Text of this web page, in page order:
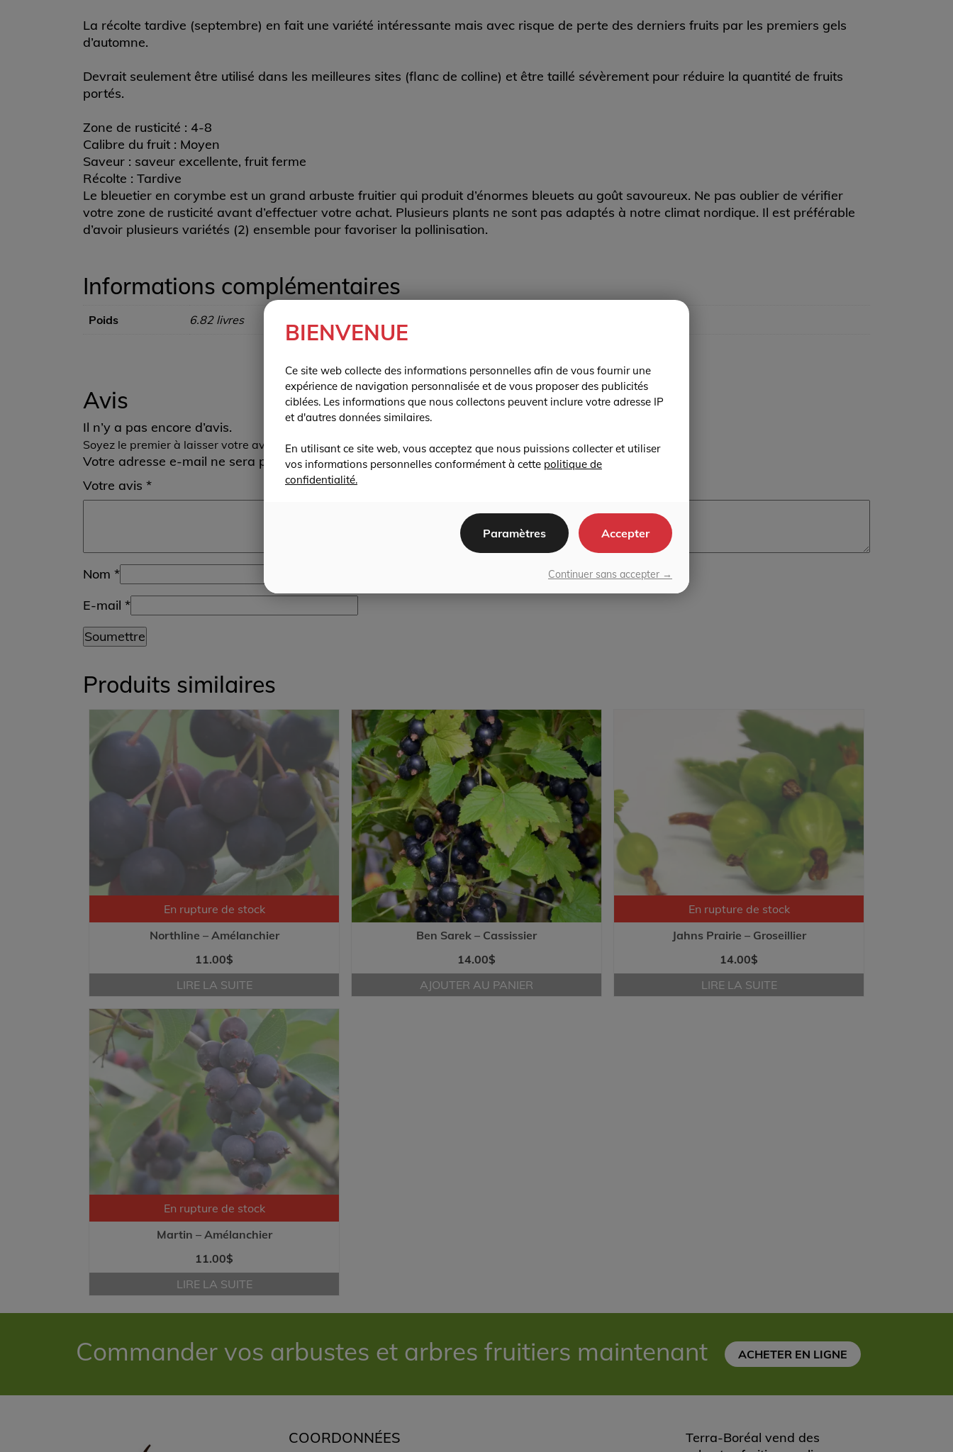
La récolte tardive (septembre) en fait une variété intéressante mais avec risque de perte des derniers fruits par les premiers gels
d’automne.
Devrait seulement être utilisé dans les meilleures sites (flanc de colline) et être taillé sévèrement pour réduire la quantité de fruits
portés.
Zone de rusticité : 4-8
Calibre du fruit : Moyen
Saveur : saveur excellente, fruit ferme
Récolte : Tardive
Le bleuetier en corymbe est un grand arbuste fruitier qui produit d’énormes bleuets au goût savoureux. Ne pas oublier de vérifier
votre zone de rusticité avant d’effectuer votre achat. Plusieurs plants ne sont pas adaptés à notre climat nordique. Il est préférable
d’avoir plusieurs variétés (2) ensemble pour favoriser la pollinisation.
Informations complémentaires
Poids 6.82 livres
Avis
Il n’y a pas encore d’avis.
Soyez le premier à laisser votre avis sur “Elliott – Bleuetier en corymbe”
Votre adresse e-mail ne sera pas publiée. Les champs obligatoires sont indiqués avec*
Votre avis *
Nom *
E-mail *
Produits similaires
En rupture de stock
Northline – Amélanchier
11.00$
LIRE LA SUITE
Ben Sarek – Cassissier
14.00$
AJOUTER AU PANIER
En rupture de stock
Jahns Prairie – Groseillier
14.00$
LIRE LA SUITE
En rupture de stock
Martin – Amélanchier
11.00$
LIRE LA SUITE
Commander vos arbustes et arbres fruitiers maintenant ACHETER EN LIGNE
COORDONNÉES
Terra-Boréal vend des
BIENVENUE
Ce site web collecte des informations personnelles afin de vous fournir une
expérience de navigation personnalisée et de vous proposer des publicités
ciblées. Les informations que nous collectons peuvent inclure votre adresse IP
et d'autres données similaires.
En utilisant ce site web, vous acceptez que nous puissions collecter et utiliser
vos informations personnelles conformément à cette politique de
confidentialité.
Paramètres Accepter
Continuer sans accepter →